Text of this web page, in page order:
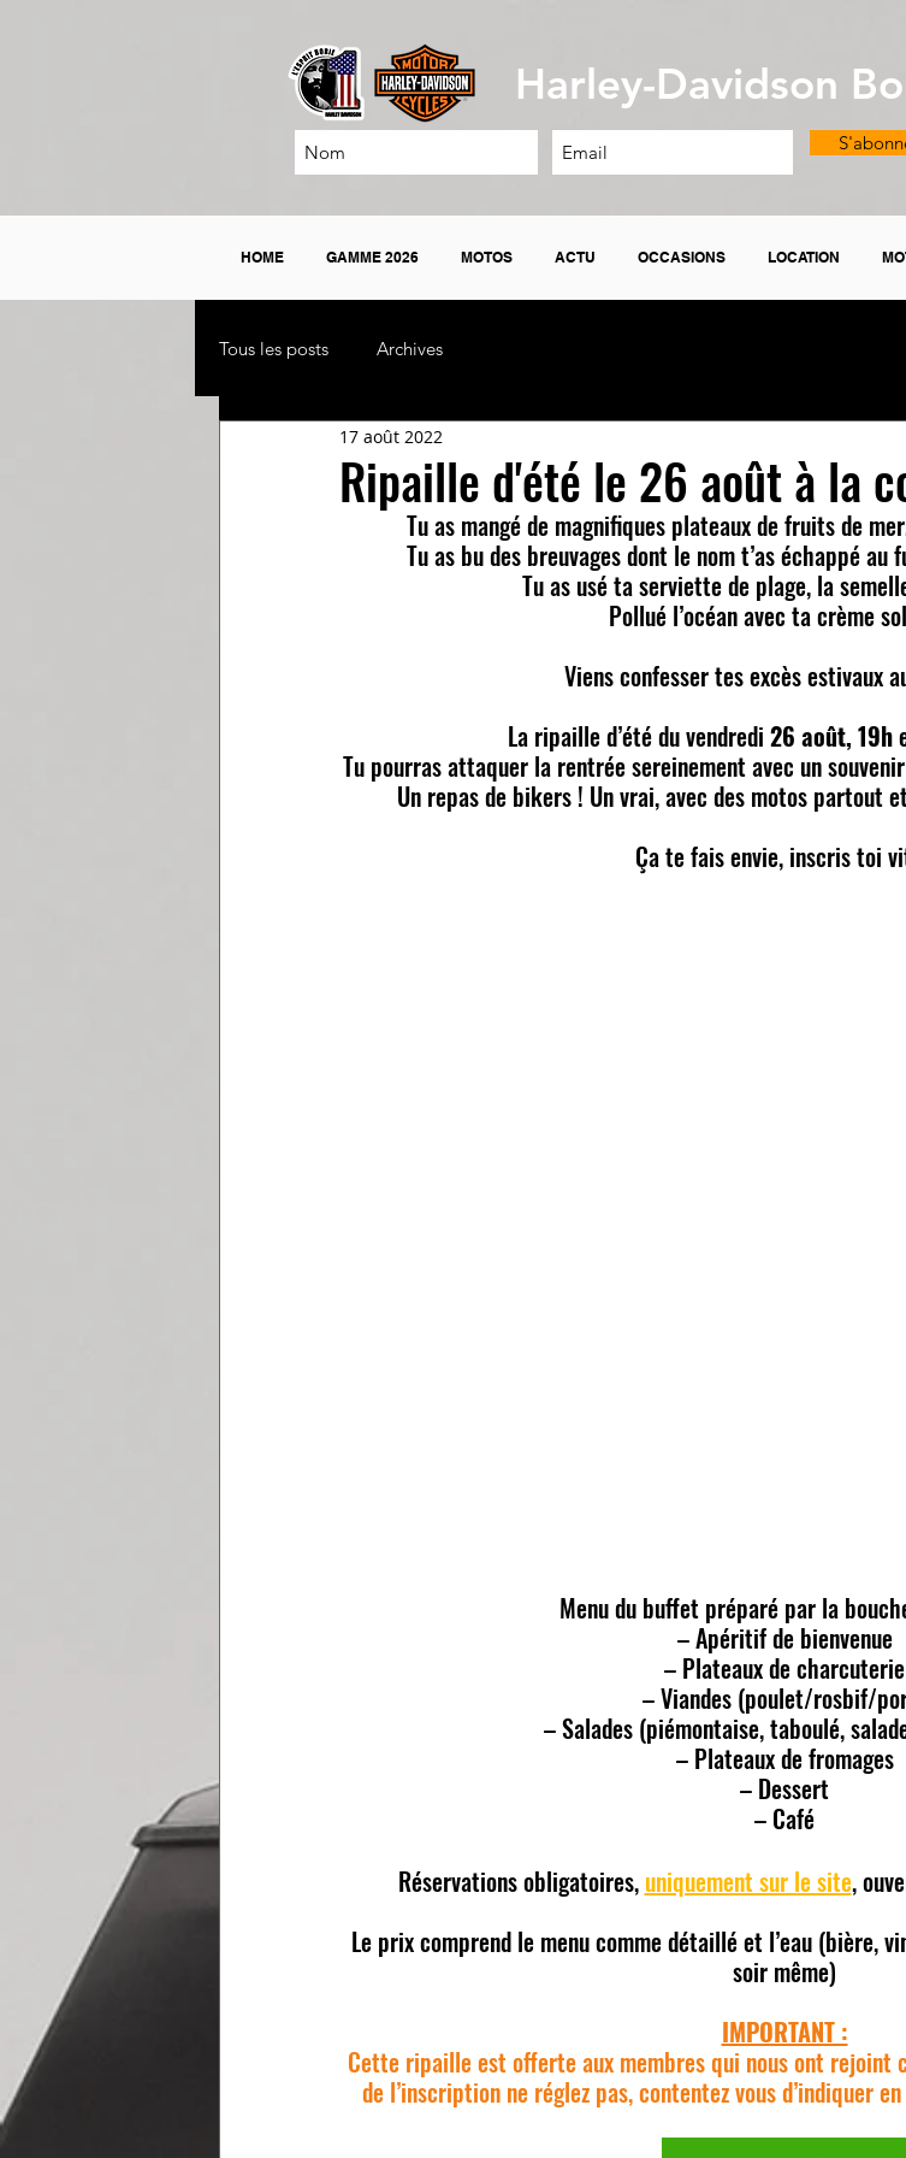
Harley-Davidson
HOME GAMME 2026 MOTOS ACTU OCCASIONS LOCATION
Tous les posts Archives
Ripaille d'été le 26 août à la
17 août 2022
Tu as mangé de magnifiques plateaux de fruits de
Tu as bu des breuvages dont le nom t’as échappé au
Tu as usé ta serviette de plage, la
Pollué l’océan avec ta crème
Viens confesser tes excès estivaux
La ripaille d’été du vendredi 26 août, 19h
Tu pourras attaquer la rentrée sereinement avec un
Un repas de bikers ! Un vrai, avec des motos partout
Ça te fais envie, inscris toi
Menu du buffet préparé par la
– Apéritif de bienvenue
– Plateaux de charcuterie
– Viandes (poulet/rosbif/
– Salades (piémontaise, taboulé,
– Plateaux de fromages
– Dessert
– Café
Réservations obligatoires, uniquement sur le site,
Le prix comprend le menu comme détaillé et l’eau (bière,
soir même)
IMPORTANT :
Cette ripaille est offerte aux membres qui nous ont rejoint
de l’inscription ne réglez pas, contentez vous d’indiquer